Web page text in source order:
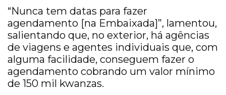
“Nunca tem datas para fazer
agendamento [na Embaixada]”, lamentou,
salientando que, no exterior, há agências
de viagens e agentes individuais que, com
alguma facilidade, conseguem fazer o
agendamento cobrando um valor mínimo
de 150 mil kwanzas.